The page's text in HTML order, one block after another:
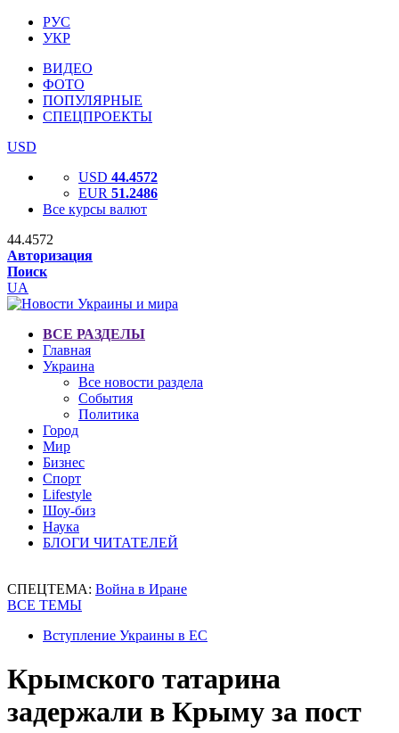
РУС
УКР
ВИДЕО
ФОТО
ПОПУЛЯРНЫЕ
СПЕЦПРОЕКТЫ
USD
USD 44.4572
EUR 51.2486
Все курсы валют
44.4572
Авторизация
Поиск
UA
ВСЕ РАЗДЕЛЫ
Главная
Украина
Все новости раздела
События
Политика
Город
Мир
Бизнес
Спорт
Lifestyle
Шоу-биз
Наука
БЛОГИ ЧИТАТЕЛЕЙ
СПЕЦТЕМА: Война в Иране
ВСЕ ТЕМЫ
Вступление Украины в ЕС
Крымского татарина
задержали в Крыму за пост